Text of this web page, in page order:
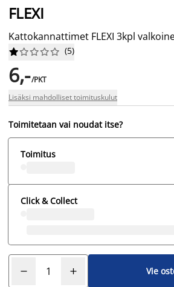
FLEXI
Kattokannattimet FLEXI 3kpl





 (5)
6,-/PKT
Lisäksi mahdolliset toimituskulut
Toimitetaan vai noudat itse?
Toimitus
Click & Collect
Vie